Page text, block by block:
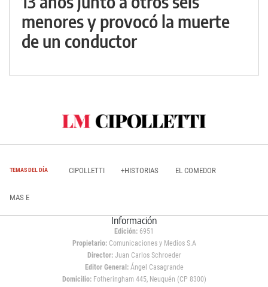
menores y provocó la muerte
de un conductor
TEMAS DEL DÍA CIPOLLETTI +HISTORIAS EL COMEDOR
MAS E
Información
Edición: 6951
Propietario:Comunicaciones y Medios S.A
Director: Juan Carlos Schroeder
Editor General:Ángel Casagrande
Domicilio:Fotheringham 445, Neuquén (CP 8300)